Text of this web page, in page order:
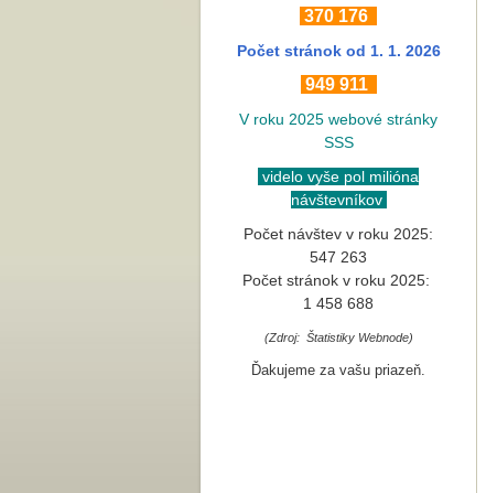
370 176
Počet stránok od 1. 1. 2026
949 911
V roku 2025 webové stránky
SSS
videlo vyše pol milióna
návštevníkov
Počet návštev v roku 2025:
547 263
Počet stránok v roku 2025:
1 458 688
(Zdroj: Štatistiky Webnode)
Ďakujeme za vašu priazeň.